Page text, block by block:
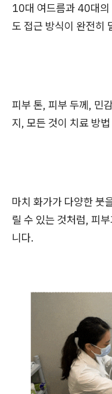
10대 여드름과 40대
도 접근 방식이 완전히
피부 톤, 피부 두께, 민
지, 모든 것이 치료 방
마치 화가가 다양한 붓
릴 수 있는 것처럼, 피
니다.